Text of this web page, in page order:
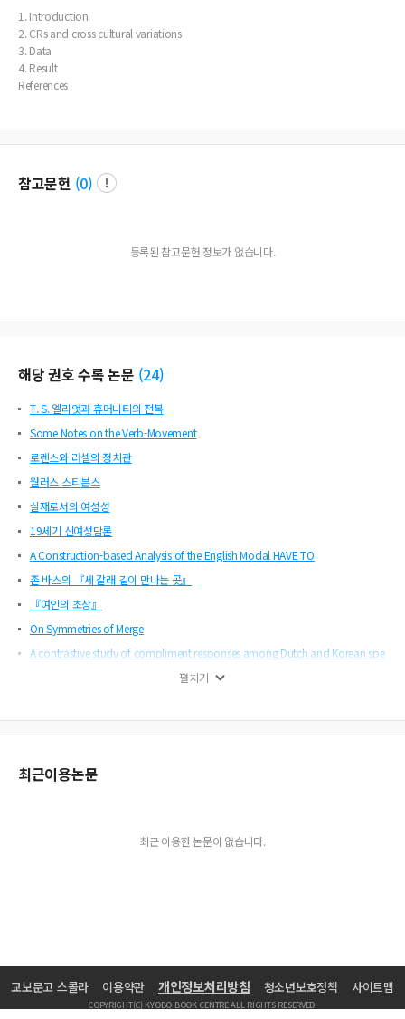
1. Introduction
2. CRs and cross cultural variations
3. Data
4. Result
References
참고문헌 (0)
등록된 참고문헌 정보가 없습니다.
해당 권호 수록 논문 (24)
T. S. 엘리엇과 휴머니티의 전복
Some Notes on the Verb-Movement
로렌스와 러셀의 정치관
월러스 스티븐스
실재로서의 여성성
19세기 신여성담론
A Construction-based Analysis of the English Modal HAVE TO
존 바스의 『세 갈래 길이 만나는 곳』
『여인의 초상』
On Symmetries of Merge
A contrastive study of compliment responses among Dutch and Korean spe
「드라이 샐베이지즈」
Possibility of Team-Teaching Between Native-Speaking and Korean English
Teachers in a University General English Program
미국 대중 서사에서의 저항과 변혁의 메커니즘
라이프니츠의 단자론과 엘리엇의 『네 사중주』
펼치기
최근이용논문
최근 이용한 논문이 없습니다.
교보문고 스콜라 이용약관 개인정보처리방침 청소년보호정책 사이트맵
COPYRIGHT(C) KYOBO BOOK CENTRE ALL RIGHTS RESERVED.